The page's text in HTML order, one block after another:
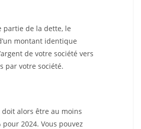
partie de la dette, le
montant identique
de votre société vers
par votre société.
doit alors être au moins
2024. Vous pouvez